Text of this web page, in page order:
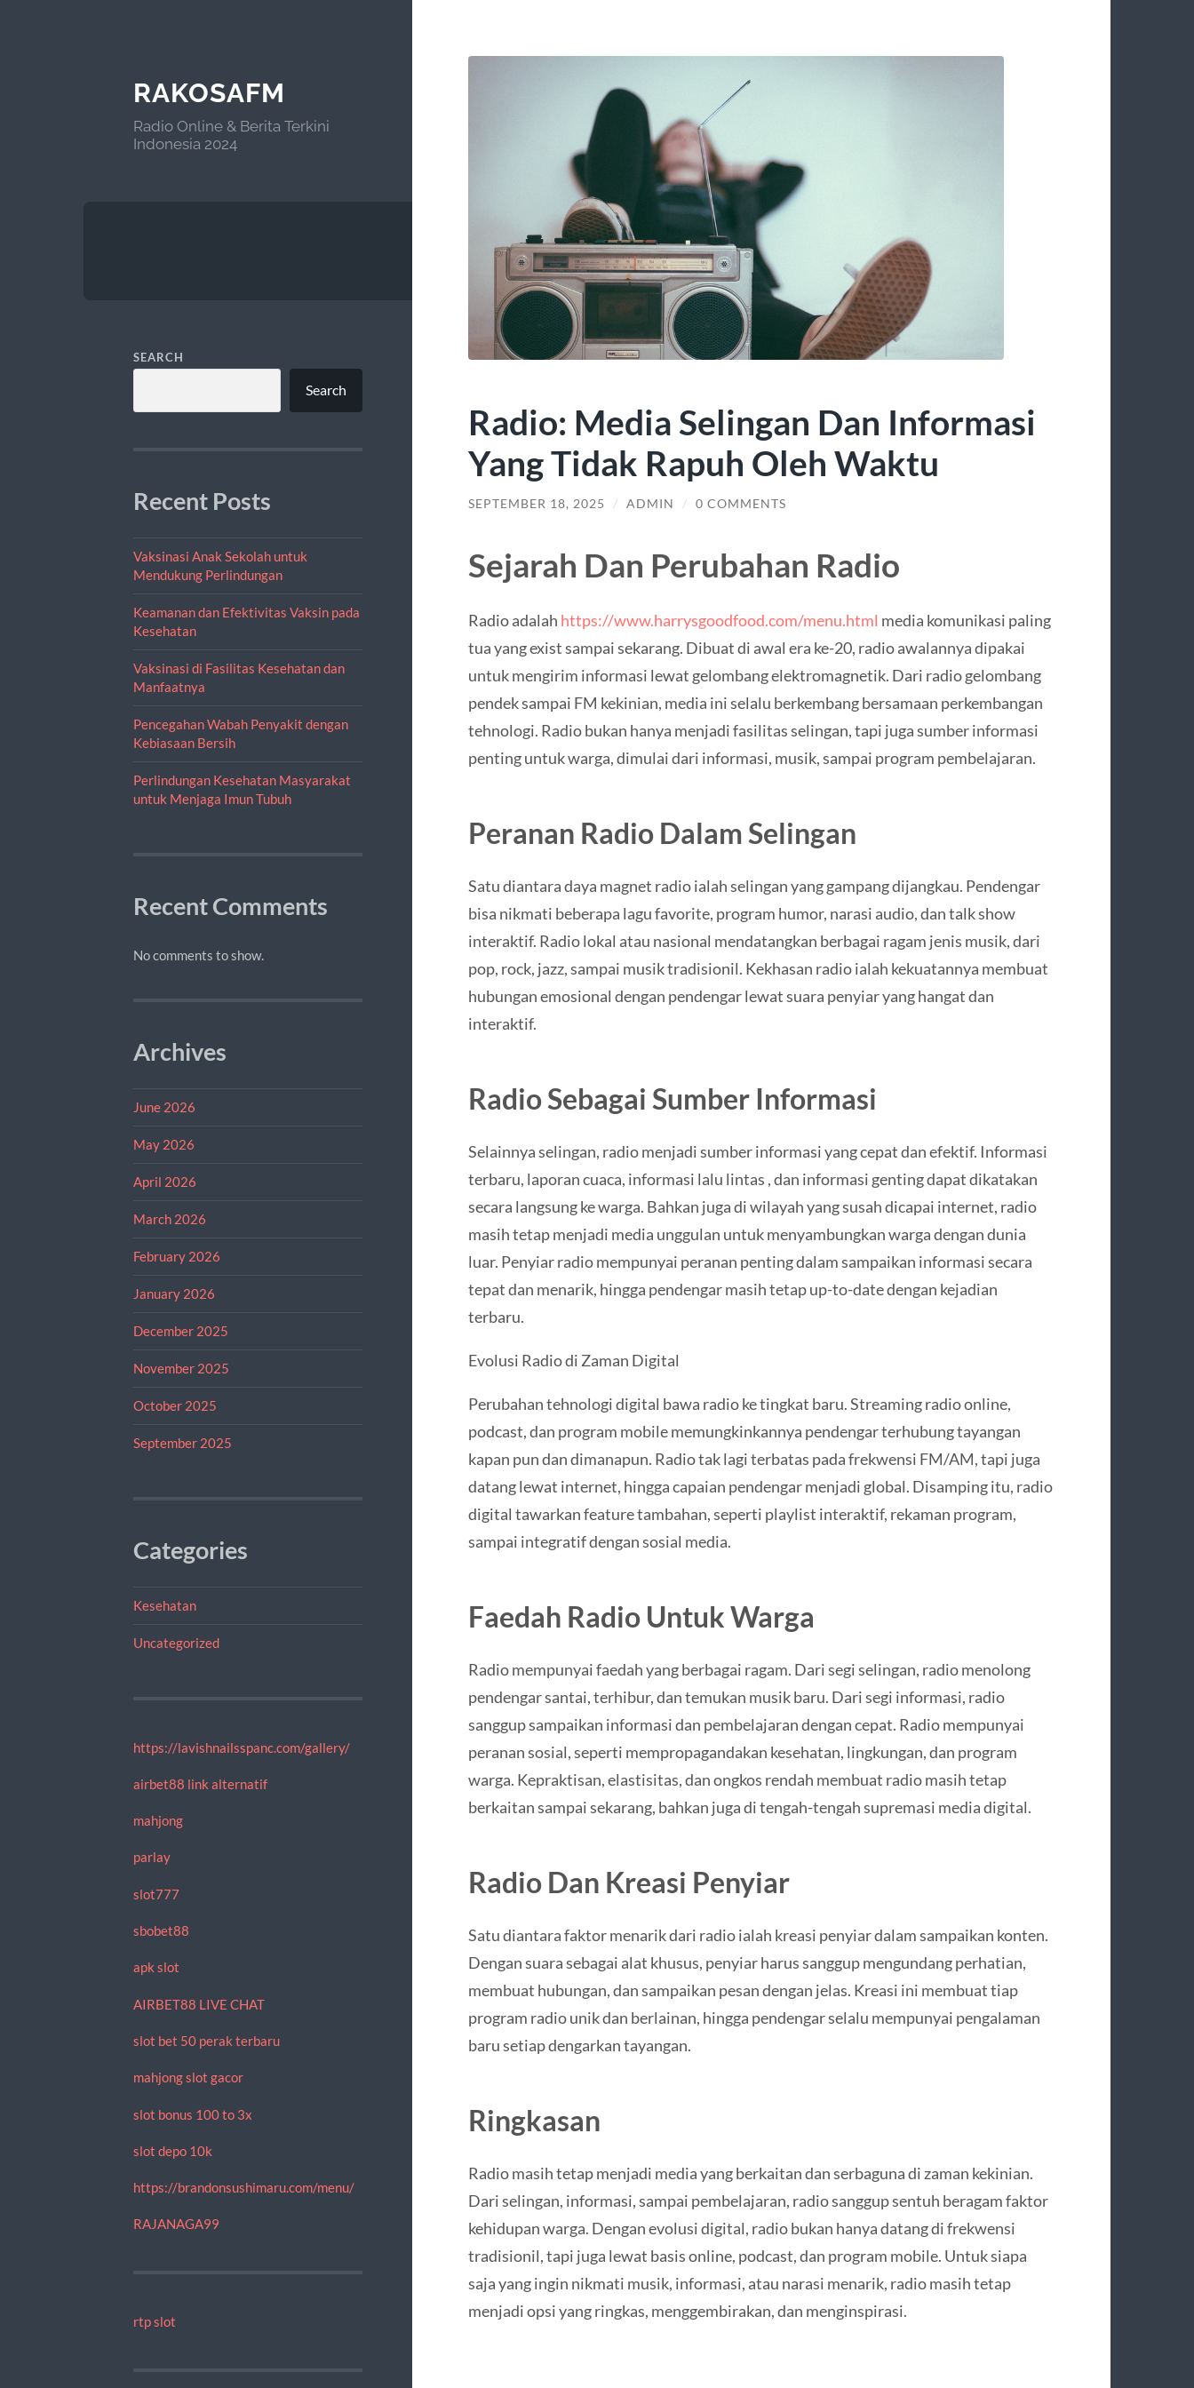
RAKOSAFM
Radio Online & Berita Terkini
Indonesia 2024
SEARCH
Search
Recent Posts
Vaksinasi Anak Sekolah untuk
Mendukung Perlindungan
Keamanan dan Efektivitas Vaksin pada
Kesehatan
Vaksinasi di Fasilitas Kesehatan dan
Manfaatnya
Pencegahan Wabah Penyakit dengan
Kebiasaan Bersih
Perlindungan Kesehatan Masyarakat
untuk Menjaga Imun Tubuh
Recent Comments
No comments to show.
Archives
June 2026
May 2026
April 2026
March 2026
February 2026
January 2026
December 2025
November 2025
October 2025
September 2025
Categories
Kesehatan
Uncategorized
https://lavishnailsspanc.com/gallery/
airbet88 link alternatif
mahjong
parlay
slot777
sbobet88
apk slot
AIRBET88 LIVE CHAT
slot bet 50 perak terbaru
mahjong slot gacor
slot bonus 100 to 3x
slot depo 10k
https://brandonsushimaru.com/menu/
RAJANAGA99
rtp slot
Radio: Media Selingan Dan Informasi
Yang Tidak Rapuh Oleh Waktu
SEPTEMBER 18, 2025 / ADMIN / 0 COMMENTS
Sejarah Dan Perubahan Radio
Radio adalah https://www.harrysgoodfood.com/menu.html media komunikasi paling
tua yang exist sampai sekarang. Dibuat di awal era ke-20, radio awalannya dipakai
untuk mengirim informasi lewat gelombang elektromagnetik. Dari radio gelombang
pendek sampai FM kekinian, media ini selalu berkembang bersamaan perkembangan
tehnologi. Radio bukan hanya menjadi fasilitas selingan, tapi juga sumber informasi
penting untuk warga, dimulai dari informasi, musik, sampai program pembelajaran.
Peranan Radio Dalam Selingan
Satu diantara daya magnet radio ialah selingan yang gampang dijangkau. Pendengar
bisa nikmati beberapa lagu favorite, program humor, narasi audio, dan talk show
interaktif. Radio lokal atau nasional mendatangkan berbagai ragam jenis musik, dari
pop, rock, jazz, sampai musik tradisionil. Kekhasan radio ialah kekuatannya membuat
hubungan emosional dengan pendengar lewat suara penyiar yang hangat dan
interaktif.
Radio Sebagai Sumber Informasi
Selainnya selingan, radio menjadi sumber informasi yang cepat dan efektif. Informasi
terbaru, laporan cuaca, informasi lalu lintas , dan informasi genting dapat dikatakan
secara langsung ke warga. Bahkan juga di wilayah yang susah dicapai internet, radio
masih tetap menjadi media unggulan untuk menyambungkan warga dengan dunia
luar. Penyiar radio mempunyai peranan penting dalam sampaikan informasi secara
tepat dan menarik, hingga pendengar masih tetap up-to-date dengan kejadian
terbaru.
Evolusi Radio di Zaman Digital
Perubahan tehnologi digital bawa radio ke tingkat baru. Streaming radio online,
podcast, dan program mobile memungkinkannya pendengar terhubung tayangan
kapan pun dan dimanapun. Radio tak lagi terbatas pada frekwensi FM/AM, tapi juga
datang lewat internet, hingga capaian pendengar menjadi global. Disamping itu, radio
digital tawarkan feature tambahan, seperti playlist interaktif, rekaman program,
sampai integratif dengan sosial media.
Faedah Radio Untuk Warga
Radio mempunyai faedah yang berbagai ragam. Dari segi selingan, radio menolong
pendengar santai, terhibur, dan temukan musik baru. Dari segi informasi, radio
sanggup sampaikan informasi dan pembelajaran dengan cepat. Radio mempunyai
peranan sosial, seperti mempropagandakan kesehatan, lingkungan, dan program
warga. Kepraktisan, elastisitas, dan ongkos rendah membuat radio masih tetap
berkaitan sampai sekarang, bahkan juga di tengah-tengah supremasi media digital.
Radio Dan Kreasi Penyiar
Satu diantara faktor menarik dari radio ialah kreasi penyiar dalam sampaikan konten.
Dengan suara sebagai alat khusus, penyiar harus sanggup mengundang perhatian,
membuat hubungan, dan sampaikan pesan dengan jelas. Kreasi ini membuat tiap
program radio unik dan berlainan, hingga pendengar selalu mempunyai pengalaman
baru setiap dengarkan tayangan.
Ringkasan
Radio masih tetap menjadi media yang berkaitan dan serbaguna di zaman kekinian.
Dari selingan, informasi, sampai pembelajaran, radio sanggup sentuh beragam faktor
kehidupan warga. Dengan evolusi digital, radio bukan hanya datang di frekwensi
tradisionil, tapi juga lewat basis online, podcast, dan program mobile. Untuk siapa
saja yang ingin nikmati musik, informasi, atau narasi menarik, radio masih tetap
menjadi opsi yang ringkas, menggembirakan, dan menginspirasi.